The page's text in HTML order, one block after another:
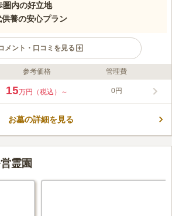
圏内の好立地
養の安心プラン
メント・口コミを見る
ント
持つ光円寺の境内にオープン予定の樹木葬墓地
に負担を残しません。合葬墓「紅葉の碑」、個別
。詳しくはお問い合わせください。
4.8
墓から見えるのが感動でした。 愛宕神社や東京
増上寺と周辺には名だたる名所だらけです。
参考価格 管理費
15万円（税込）～ 0円
お墓の詳細を見る
霊園